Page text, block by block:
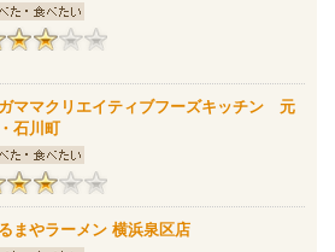
ママクリエイティブフーズキッチン 元
石川町
まやラーメン 横浜泉区店